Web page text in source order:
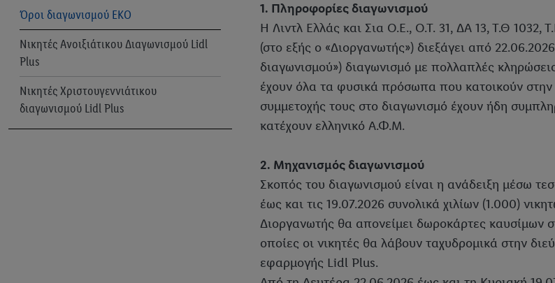
Όροι Προστασίας Προσωπικών
Δεδομένων
Όροι Συμμετοχής «Όσο Ψωνίζεις,
Κερδίζεις!»
Όροι Χρήσης "ξύνεις κερδίζεις"
Κατηγορίες Προϊόντων-Lidl Plus
Όροι διαγωνισμού ΕΚΟ
Νικητές Ανοιξιάτικου Διαγωνισμού Lidl
Plus
Νικητές Χριστουγεννιάτικου
διαγωνισμού Lidl Plus
1. Πληροφορίες διαγωνισμού
Η Λιντλ Ελλάς και Σια Ο.Ε., Ο.Τ. 31, ΔΑ 13, Τ.Θ 1032,
(στο εξής ο «Διοργανωτής») διεξάγει από
διαγωνισμού») διαγωνισμό με πολλαπλές
έχουν όλα τα φυσικά πρόσωπα που κατοικούν στην
συμμετοχής τους στο διαγωνισμό έχουν ήδη
κατέχουν ελληνικό Α.Φ.Μ.
2. Μηχανισμός διαγωνισμού
Σκοπός του διαγωνισμού είναι η ανάδειξη μέσω
έως και τις 19.07.2026 συνολικά χιλίων (1.000)
Διοργανωτής θα απονείμει δωροκάρτες καυσίμων
οποίες οι νικητές θα λάβουν ταχυδρομικά στην
εφαρμογής Lidl Plus.